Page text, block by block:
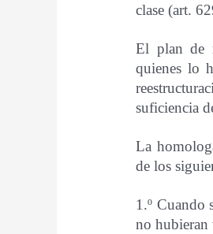
clase (art.
El plan de
quienes lo
suficiencia
La
de los
1.º Cuando
no hubieran